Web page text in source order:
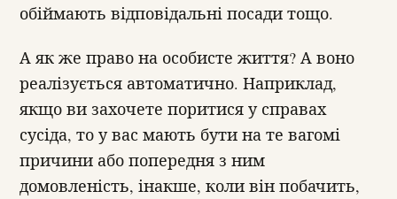
обіймають відповідальні посади тощо.
А як же право на особисте життя? А воно
реалізується автоматично. Наприклад,
якщо ви захочете поритися у справах
сусіда, то у вас мають бути на те вагомі
причини або попередня з ним
домовленість, інакше, коли він побачить,